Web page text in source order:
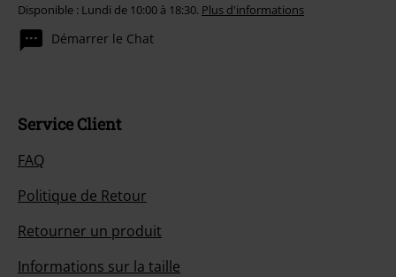
Disponible : Lundi de 10:00 à 18:30. Plus d'informations
Démarrer le Chat
Service Client
FAQ
Politique de Retour
Retourner un produit
Informations sur la taille